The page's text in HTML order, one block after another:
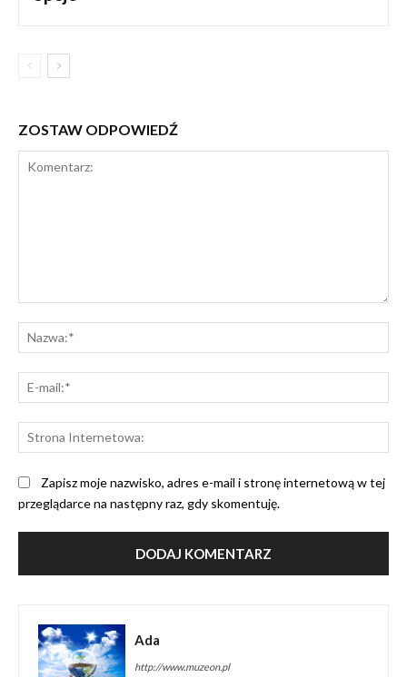
ZOSTAW ODPOWIEDŹ
Zapisz moje nazwisko, adres e-mail i stronę internetową w tej
przeglądarce na następny raz, gdy skomentuję.
Ada
http://www.muzeon.pl